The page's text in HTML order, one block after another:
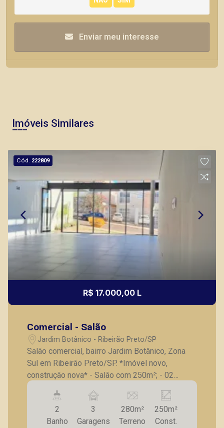
Enviar meu interesse
Imóveis Similares
Cód. 222809
R$ 17.000,00 L
Comercial - Salão
Jardim Botânico - Ribeirão Preto/SP
Salão comercial, bairro Jardim Botânico, Zona
Sul em Ribeirão Preto/SP. *Imóvel novo,
construção nova* - Salão com 250m²; - 02
banheiros; - Recepção; - Vitrine; - Sala de
Espera; - Jardim de Inverno; - Copa; - Imóvel
com padrão de energia, cobertura, piso e
iluminação instalado; - 03 vagas. Diferenciais: -
2
Banho
3
Garagens
280m²
Terreno
250m²
Const.